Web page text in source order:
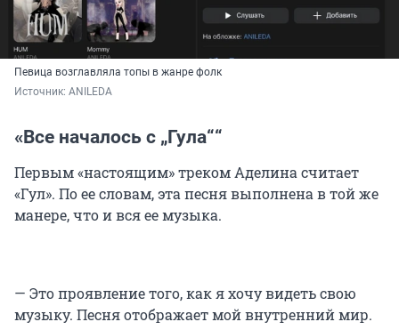
Певица возглавляла топы в жанре фолк
Источник: ANILEDA
«Все началось с „Гула““
Первым «настоящим» треком Аделина считает
«Гул». По ее словам, эта песня выполнена в той же
манере, что и вся ее музыка.
— Это проявление того, как я хочу видеть свою
музыку. Песня отображает мой внутренний мир.